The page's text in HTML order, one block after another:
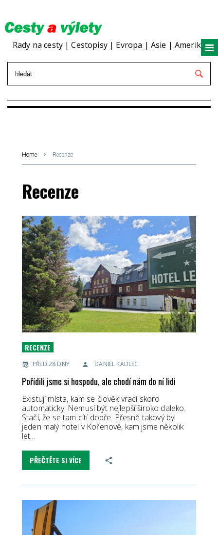
Rady na cesty | Cestopisy | Evropa | Asie | Amerika
Home Recenze
Recenze
RECENZE
PŘED 28 DNY DANIEL KADLEC
Pořídili jsme si hospodu, ale chodí nám do ní lidi
Existují místa, kam se člověk vrací skoro
automaticky. Nemusí být nejlepší široko daleko.
Stačí, že se tam cítí dobře. Přesně takový byl
jeden malý hotel v Kořenově, kam jsme několik
let…
PŘEČTĚTE SI VÍCE